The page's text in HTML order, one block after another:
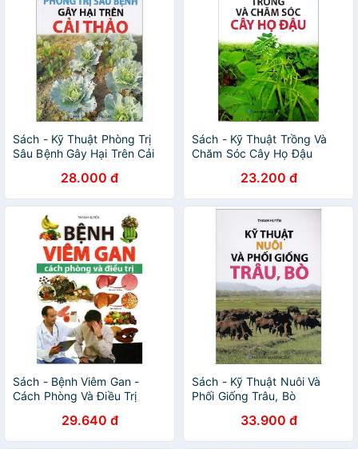
Sách - Kỹ Thuật Phòng Trị
Sâu Bệnh Gây Hại Trên Cải
28.000 đ
Sách - Kỹ Thuật Trồng Và
Chăm Sóc Cây Họ Đậu
23.200 đ
Sách - Bệnh Viêm Gan -
Cách Phòng Và Điều Trị
29.640 đ
Sách - Kỹ Thuật Nuôi Và
Phối Giống Trâu, Bò
33.900 đ